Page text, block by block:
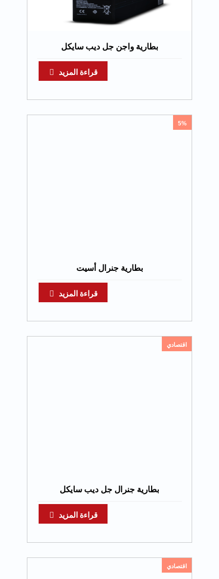
بطارية واجن جل ديب سايكل
قراءة المزيد
5%
بطارية جنرال أسيت
قراءة المزيد
اقتصادي
بطارية جنرال جل ديب سايكل
قراءة المزيد
اقتصادي